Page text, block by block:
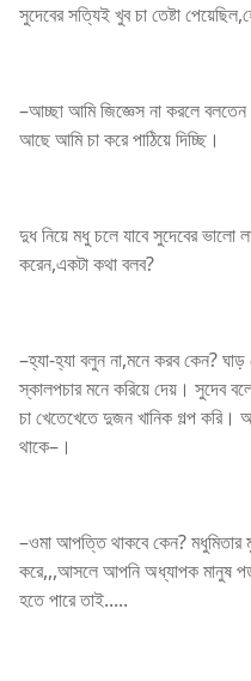
সুদেবের সত্যিই খুব চা তেষ্টা
–আচ্ছা আমি জিজ্ঞেস না করলে
আছে আমি চা করে পাঠিয়ে দিচ্ছি।
দুধ নিয়ে মধু চলে যাবে সুদেবের ভালো
করেন,একটা কথা বলব?
–হ্যা-হ্যা বলুন না,মনে করব কেন? ঘাড়
স্কালপচার মনে করিয়ে দেয়। সুদেব
চা খেতেখেতে দুজন খানিক গল্প
থাকে–।
–ওমা আপত্তি থাকবে কেন? মধুমিতার
করে,,,আসলে আপনি অধ্যাপক মানুষ
হতে পারে তাই.....